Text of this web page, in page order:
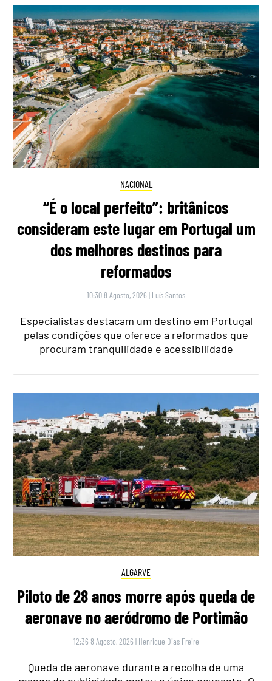
NACIONAL
“É o local perfeito”: britânicos
consideram este lugar em Portugal um
dos melhores destinos para
reformados
10:30 8 Agosto, 2026 | Luís Santos
Especialistas destacam um destino em Portugal
pelas condições que oferece a reformados que
procuram tranquilidade e acessibilidade
ALGARVE
Piloto de 28 anos morre após queda de
aeronave no aeródromo de Portimão
12:36 8 Agosto, 2026 | Henrique Dias Freire
Queda de aeronave durante a recolha de uma